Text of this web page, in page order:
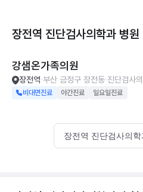
장전역 진단검사의학과 병원
강샘온가족의원
장전역 부산 금정구 장전동 진단검사
비대면진료 야간진료 일요일진료
장전역 진단검사의